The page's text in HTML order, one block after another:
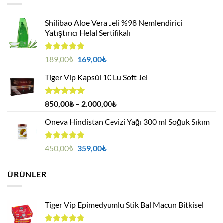
Shilibao Aloe Vera Jeli %98 Nemlendirici
Yatıştırıcı Helal Sertifikalı
5 üzerinden
oy
aldı
189,00₺ Orijinal
189,00₺.
169,00₺Şu
fiyat:
Tiger Vip Kapsül 10 Lu Soft Jel
5 üzerinden
5.00oy
aldı
850,00₺ – 2.000,00₺Fiyat
850,00₺
Oneva Hindistan Cevizi Yağı 300 ml Soğuk Sıkım
5 üzerinden
oy
450,00₺ Orijinal
359,00₺Şu
ÜRÜNLER
Tiger Vip Epimedyumlu Stik Bal Macun Bitkisel